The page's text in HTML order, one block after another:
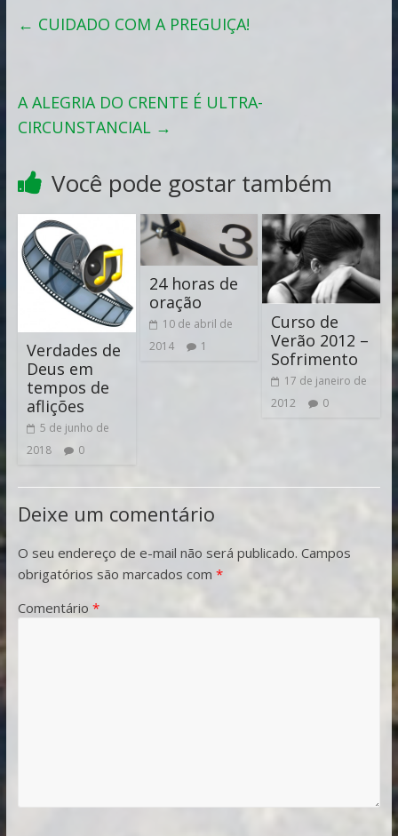
← CUIDADO COM A PREGUIÇA!
A ALEGRIA DO CRENTE É ULTRA-
CIRCUNSTANCIAL →
Você pode gostar também
Verdades de
Deus em
tempos de
aflições
5 de junho de
2018
0
24 horas de
oração
10 de abril de
2014
1
Curso de
Verão 2012 –
Sofrimento
17 de janeiro de
2012
0
Deixe um comentário
O seu endereço de e-mail não será publicado. Campos
obrigatórios são marcados com *
Comentário *